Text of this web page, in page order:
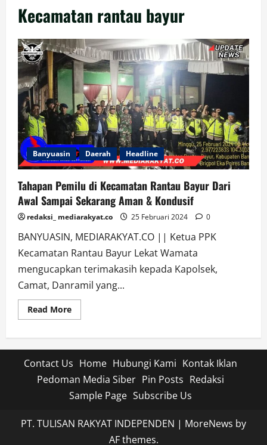
Kecamatan rantau bayur
Banyuasin Daerah Headline
Tahapan Pemilu di Kecamatan Rantau Bayur Dari
Awal Sampai Sekarang Aman & Kondusif
redaksi_ mediarakyat.co 25 Februari 2024 0
BANYUASIN, MEDIARAKYAT.CO || Ketua PPK
Kecamatan Rantau Bayur Lekat Wamata
mengucapkan terimakasih kepada Kapolsek,
Camat, Danramil yang...
Read MoreRead
more
di
Kecamatan
Rantau
Bayur
Dari
Awal
Sampai
&
Contact Us Home Hubungi Kami Kontak Iklan
Pedoman Media Siber Pin Posts Redaksi
Sample Page Subscribe Us
PT. TULISAN RAKYAT INDEPENDEN | MoreNews by
AF themes.